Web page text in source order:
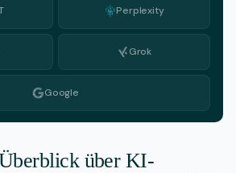
Perplexity
Grok
Google
über KI-